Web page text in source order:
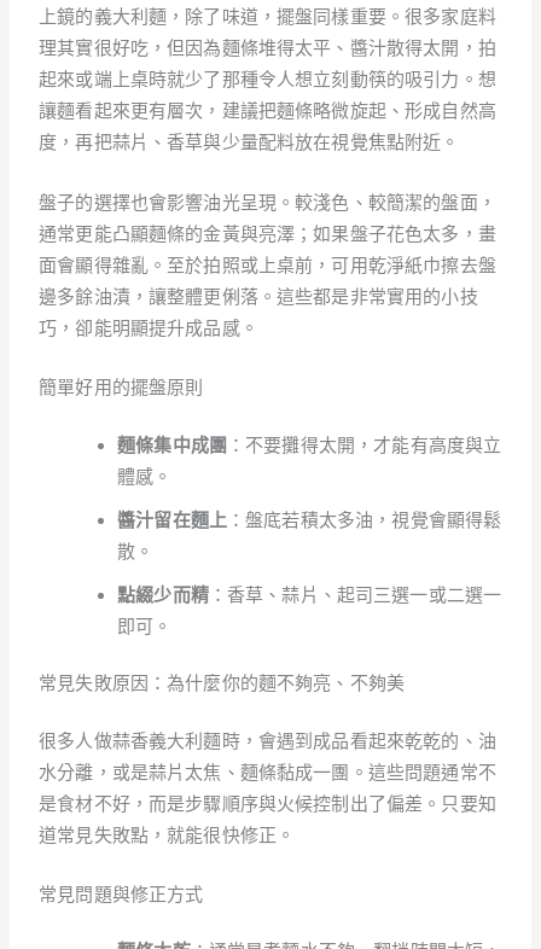
上鏡的義大利麵，除了味道，擺盤同樣重要。很多家庭料
理其實很好吃，但因為麵條堆得太平、醬汁散得太開，拍
起來或端上桌時就少了那種令人想立刻動筷的吸引力。想
讓麵看起來更有層次，建議把麵條略微旋起、形成自然高
度，再把蒜片、香草與少量配料放在視覺焦點附近。
盤子的選擇也會影響油光呈現。較淺色、較簡潔的盤面，
通常更能凸顯麵條的金黃與亮澤；如果盤子花色太多，畫
面會顯得雜亂。至於拍照或上桌前，可用乾淨紙巾擦去盤
邊多餘油漬，讓整體更俐落。這些都是非常實用的小技
巧，卻能明顯提升成品感。
簡單好用的擺盤原則
麵條集中成團 ：不要攤得太開，才能有高度與立
體感。
醬汁留在麵上 ：盤底若積太多油，視覺會顯得鬆
散。
點綴少而精：香草、蒜片、起司三選一或二選一
即可。
常見失敗原因：為什麼你的麵不夠亮、不夠美
很多人做蒜香義大利麵時，會遇到成品看起來乾乾的、油
水分離，或是蒜片太焦、麵條黏成一團。這些問題通常不
是食材不好，而是步驟順序與火候控制出了偏差。只要知
道常見失敗點，就能很快修正。
常見問題與修正方式